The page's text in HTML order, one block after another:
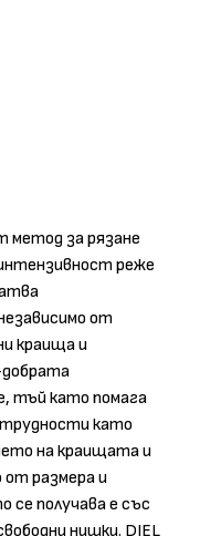
за рязане
реже
от
краища и
тъй като помага
трудности като
на краищата и
размера и
получава е със
нишки. DIEL